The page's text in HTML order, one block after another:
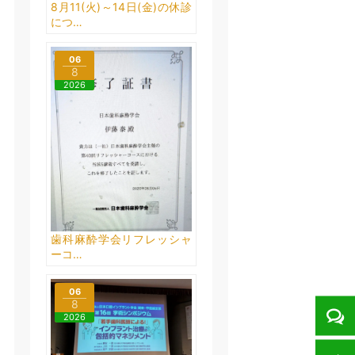
8月11(火)～14日(金)の休診
につ…
歯科麻酔学会リフレッシャ
ーコ…
06
8
2026
06
8
2026